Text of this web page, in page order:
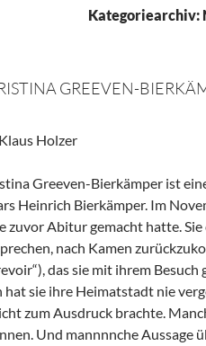
Kategoriearchiv:
GREEVEN-
Holzer
Greeven-Bierkämper ist
Heinrich Bierkämper. Im
zuvor Abitur gemacht hatte.
nach Kamen
das sie mit ihrem
hat sie ihre Heimatstadt nie
zum Ausdruck brachte.
Und mannnnche Aussage